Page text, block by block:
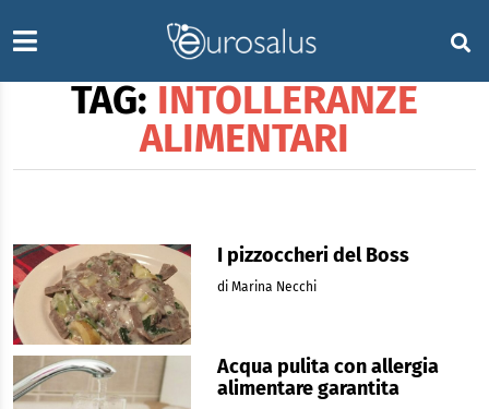
TAG: INTOLLERANZE
ALIMENTARI
I pizzoccheri del Boss
di Marina Necchi
Acqua pulita con allergia
alimentare garantita